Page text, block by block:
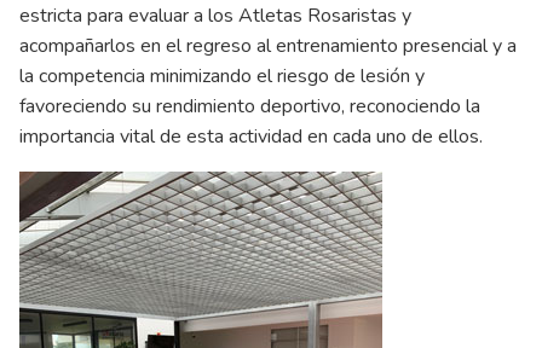
estricta para evaluar a los Atletas Rosaristas y
acompañarlos en el regreso al entrenamiento presencial y a
la competencia minimizando el riesgo de lesión y
favoreciendo su rendimiento deportivo, reconociendo la
importancia vital de esta actividad en cada uno de ellos.